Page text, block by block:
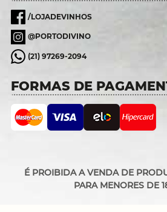
/LOJADEVINHOS
@PORTODIVINO
(21) 97269-2094
FORMAS DE
É PROIBIDA A VENDA DE
PARA MENORES DE